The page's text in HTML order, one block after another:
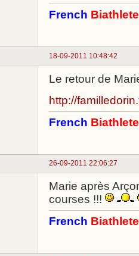
French
18-09-2011 10:48:42
Le retour de
http://
French
26-09-2011 22:06:27
Marie après
courses !!!
French